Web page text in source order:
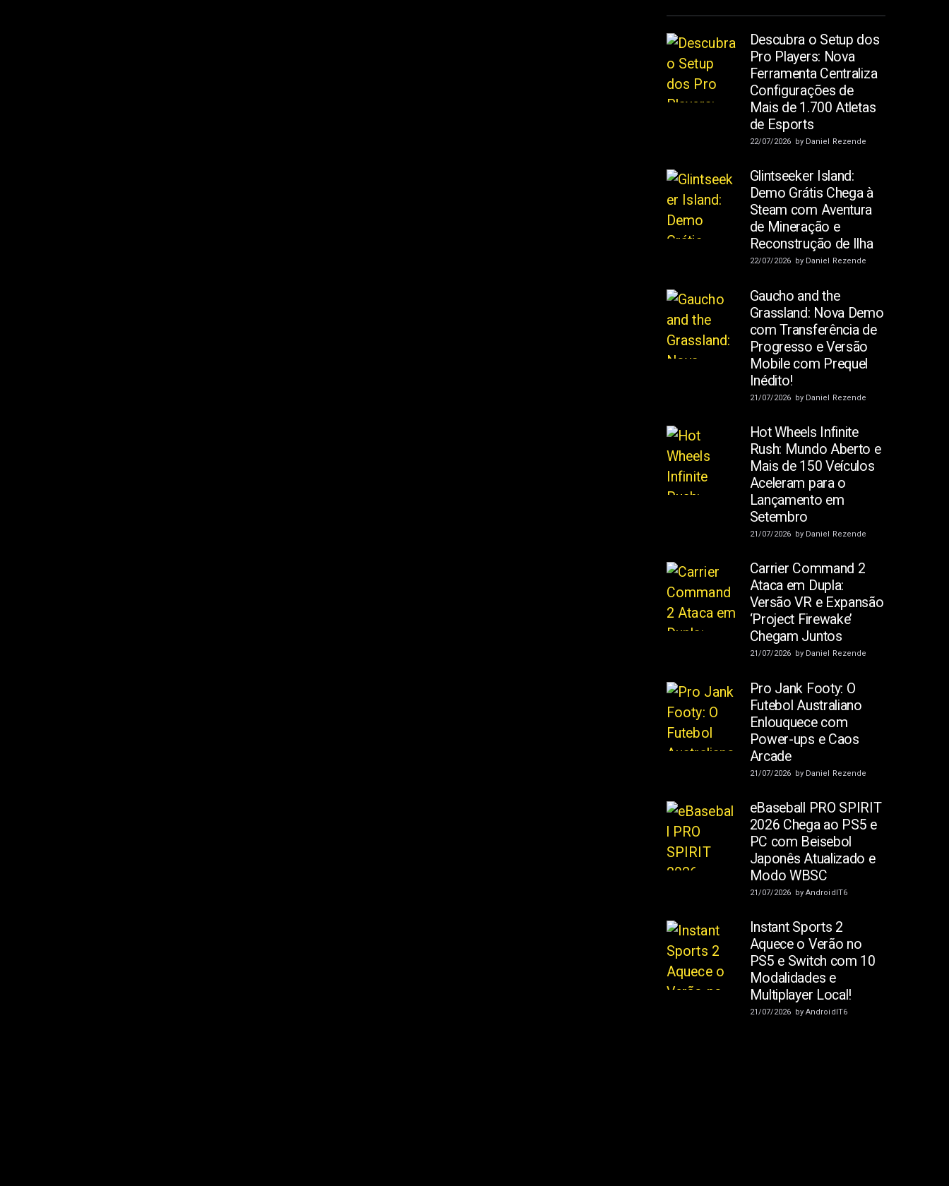
Descubra o Setup dos
Pro Players: Nova
Ferramenta Centraliza
Configurações de
Mais de 1.700 Atletas
de Esports
22/07/2026 by Daniel Rezende
Glintseeker Island:
Demo Grátis Chega à
Steam com Aventura
de Mineração e
Reconstrução de Ilha
22/07/2026 by Daniel Rezende
Gaucho and the
Grassland: Nova Demo
com Transferência de
Progresso e Versão
Mobile com Prequel
Inédito!
21/07/2026 by Daniel Rezende
Hot Wheels Infinite
Rush: Mundo Aberto e
Mais de 150 Veículos
Aceleram para o
Lançamento em
Setembro
21/07/2026 by Daniel Rezende
Carrier Command 2
Ataca em Dupla:
Versão VR e Expansão
‘Project Firewake’
Chegam Juntos
21/07/2026 by Daniel Rezende
Pro Jank Footy: O
Futebol Australiano
Enlouquece com
Power-ups e Caos
Arcade
21/07/2026 by Daniel Rezende
eBaseball PRO SPIRIT
2026 Chega ao PS5 e
PC com Beisebol
Japonês Atualizado e
Modo WBSC
21/07/2026 by AndroidIT6
Instant Sports 2
Aquece o Verão no
PS5 e Switch com 10
Modalidades e
Multiplayer Local!
21/07/2026 by AndroidIT6